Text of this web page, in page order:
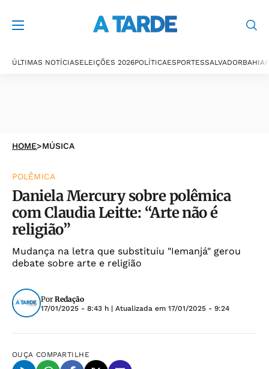
ÚLTIMAS NOTÍCIASELEIÇÕES 2026POLÍTICAESPORTESSALVADORBAHIA
HOME>MÚSICA
POLÊMICA
Daniela Mercury sobre polêmica
com Claudia Leitte: “Arte não é
religião”
Mudança na letra que substituiu "Iemanjá" gerou
debate sobre arte e religião
Por Redação
17/01/2025 - 8:43 h | Atualizada em 17/01/2025 - 9:24
OUÇA COMPARTILHE